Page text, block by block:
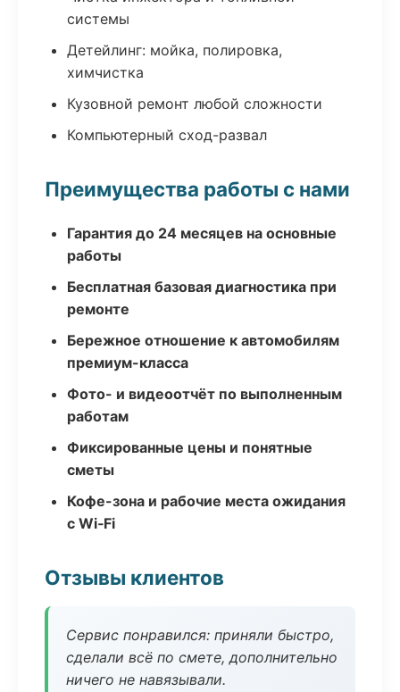
системы
Детейлинг: мойка, полировка,
химчистка
Кузовной ремонт любой сложности
Компьютерный сход-развал
Преимущества работы с нами
Гарантия до 24 месяцев на основные
работы
Бесплатная базовая диагностика при
ремонте
Бережное отношение к автомобилям
премиум-класса
Фото- и видеоотчёт по выполненным
работам
Фиксированные цены и понятные
сметы
Кофе-зона и рабочие места ожидания
с Wi‑Fi
Отзывы клиентов
Сервис понравился: приняли быстро,
сделали всё по смете, дополнительно
ничего не навязывали.